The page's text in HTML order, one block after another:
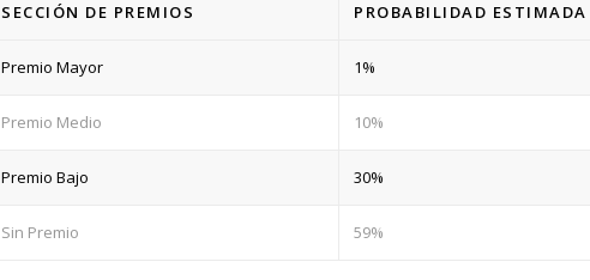
SECCIÓN DE PREMIOS PROBABILIDAD ESTIMADA
Premio Mayor 1%
Premio Medio 10%
Premio Bajo 30%
Sin Premio 59%